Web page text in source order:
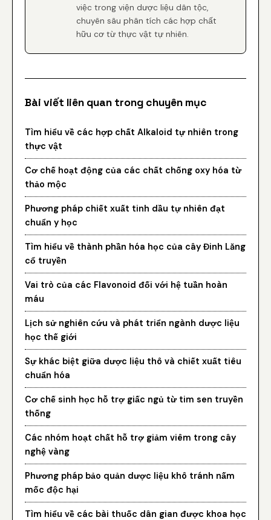
việc trong viện dược liệu dân tộc,
chuyên sâu phân tích các hợp chất
hữu cơ từ thực vật tự nhiên.
Bài viết liên quan trong chuyên mục
Tìm hiểu về các hợp chất Alkaloid tự nhiên trong
thực vật
Cơ chế hoạt động của các chất chống oxy hóa từ
thảo mộc
Phương pháp chiết xuất tinh dầu tự nhiên đạt
chuẩn y học
Tìm hiểu về thành phần hóa học của cây Đinh Lăng
cổ truyền
Vai trò của các Flavonoid đối với hệ tuần hoàn
máu
Lịch sử nghiên cứu và phát triển ngành dược liệu
học thế giới
Sự khác biệt giữa dược liệu thô và chiết xuất tiêu
chuẩn hóa
Cơ chế sinh học hỗ trợ giấc ngủ từ tim sen truyền
thống
Các nhóm hoạt chất hỗ trợ giảm viêm trong cây
nghệ vàng
Phương pháp bảo quản dược liệu khô tránh nấm
mốc độc hại
Tìm hiểu về các bài thuốc dân gian được khoa học